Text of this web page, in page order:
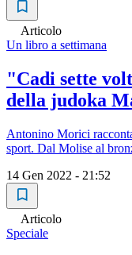
Articolo
Un libro a settimana
"Cadi sette
della judoka
Antonino Morici
sport. Dal Molise al
14 Gen 2022 - 21:52
Articolo
Speciale